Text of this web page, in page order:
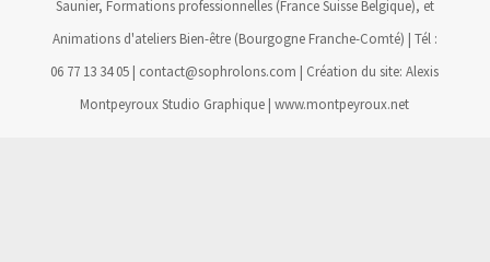
Saunier, Formations professionnelles (France Suisse Belgique), et
Animations d'ateliers Bien-être (Bourgogne Franche-Comté) | Tél :
06 77 13 34 05 | contact@sophrolons.com | Création du site: Alexis
Montpeyroux Studio Graphique | www.montpeyroux.net